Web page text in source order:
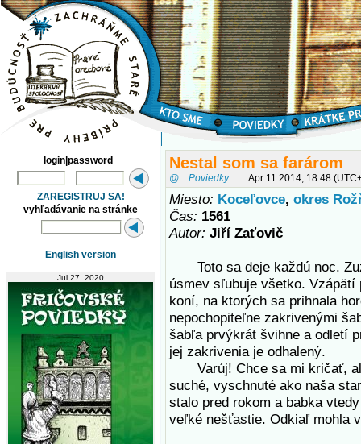
login|password
ZAREGISTRUJ SA!
vyhľadávanie na stránke
English version
Jul 27, 2020
Nestal som sa farárom
@ :: Poviedky :: Apr 11 2014, 18:48
Miesto: Koceľovce, okres
Čas: 1561
Autor: Jiří Zaťovič
Toto sa deje každú noc.
úsmev sľubuje všetko. Vzápätí
koní, na ktorých sa prihnala
nepochopiteľne zakrivenými
šabľa prvýkrát švihne a odletí
jej zakrivenia je odhalený.
Varúj! Chce sa mi kričať,
suché, vyschnuté ako naša
stalo pred rokom a babka
veľké nešťastie. Odkiaľ mohla